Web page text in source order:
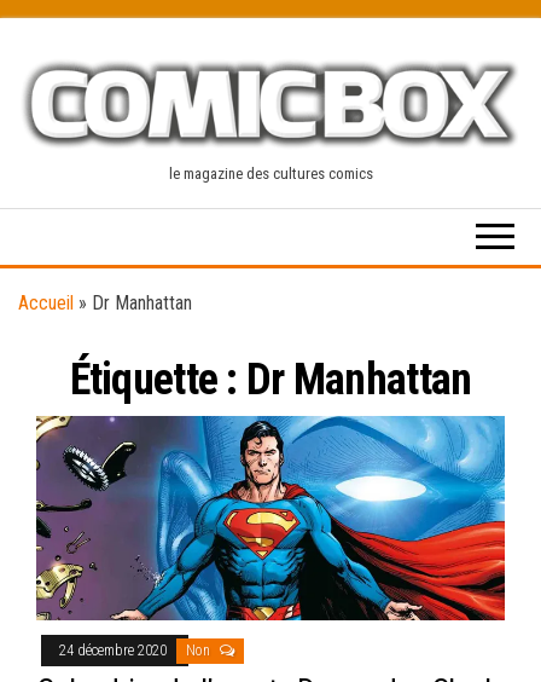
content
le magazine des cultures comics
Accueil » Dr Manhattan
Étiquette : Dr Manhattan
24 décembre 2020 Non